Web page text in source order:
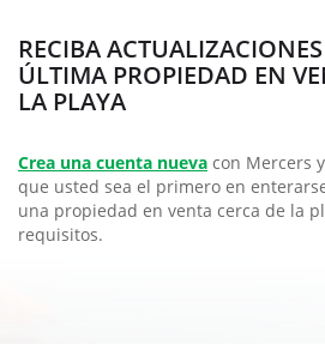
RECIBA
ÚLTIMA PROPIEDAD EN
LA PLAYA
Crea una cuenta nueva con Mercers
que usted sea el primero en
una propiedad en venta cerca de la
requisitos.